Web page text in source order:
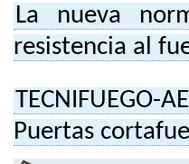
La nueva
resistencia al
Puertas